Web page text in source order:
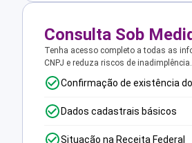
Consulta Sob
Tenha acesso completo a todas as
CNPJ e reduza riscos de inadimplência.
Confirmação de existência do
Dados cadastrais básicos
Situação na Receita Federal